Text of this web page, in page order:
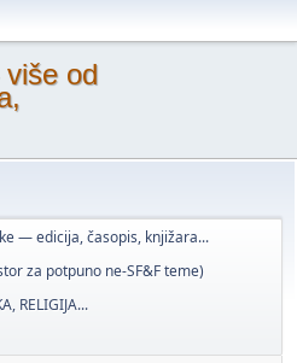
od
— edicija, časopis, knjižara...
za potpuno ne-SF&F teme)
RELIGIJA...